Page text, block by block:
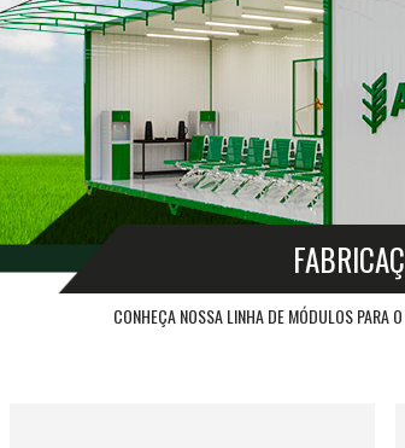
CONHEÇA NOSSA LINHA DE MÓDULOS PARA